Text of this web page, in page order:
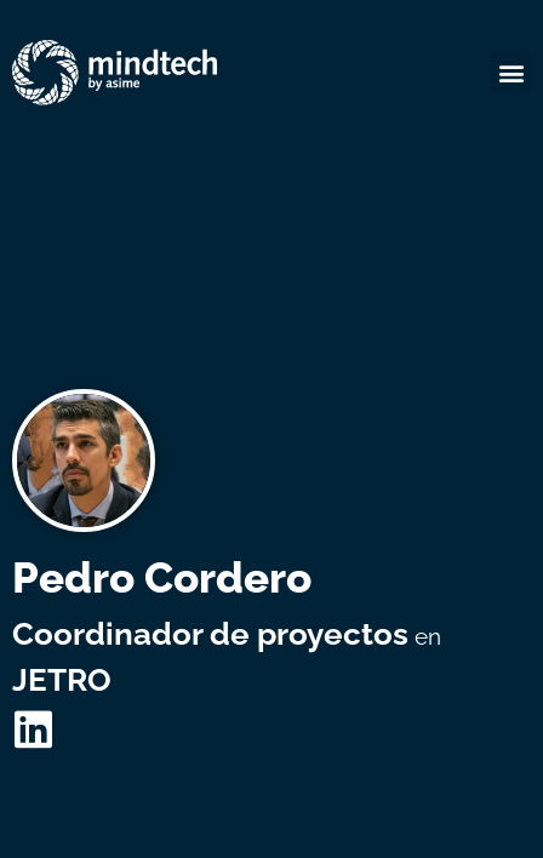
Pedro Cordero
Coordinador de proyectos en
JETRO